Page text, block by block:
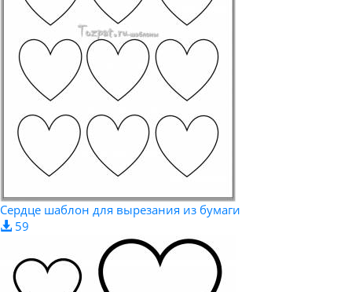
Сердце шаблон для вырезания из бумаги
59